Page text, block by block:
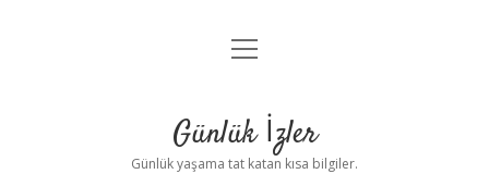
Anasayfa
Yasal Uyarı
menüyü
Günlük İzler
Günlük yaşama tat katan kısa bilgiler.